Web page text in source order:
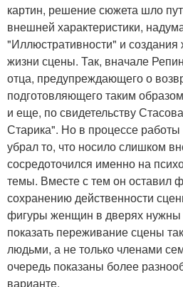
картин, решение сюжета шло
внешней характеристики,
"Иллюстративности" и
жизни сцены. Так, вначале
отца, предупреждающего о
подготовляющего таким
и еще, по свидетельству
Старика". Но в процессе
убрал то, что носило слишком
сосредоточился именно на
темы. Вместе с тем он оставил
сохранению действенности
фигуры женщин в дверях нужны
показать переживание сцены
людьми, а не только членами
очередь показаны более
варианте.